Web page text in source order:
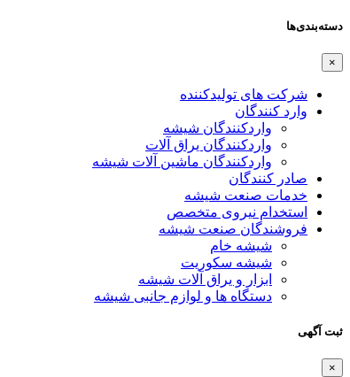
دسته‌بندی‌ها
×
شرکت های تولیدکننده
وارد کنندگان
واردکنندگان شیشه
واردکنندگان یراق آلات
واردکنندگان ماشین آلات شیشه
صادر کنندگان
خدمات صنعت شیشه
استخدام نیروی متخصص
فروشندگان صنعت شیشه
شیشه خام
شیشه سکوریت
ابزار و یراق آلات شیشه
دستگاه ها و لوازم جانبی شیشه
ثبت آگهی
×